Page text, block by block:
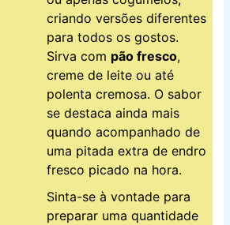
criando versões diferentes
para todos os gostos.
Sirva com pão fresco,
creme de leite ou até
polenta cremosa. O sabor
se destaca ainda mais
quando acompanhado de
uma pitada extra de endro
fresco picado na hora.
Sinta-se à vontade para
preparar uma quantidade